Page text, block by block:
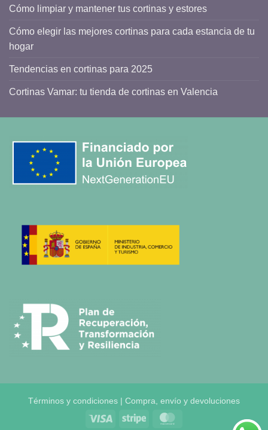
Cómo limpiar y mantener tus cortinas y estores
Cómo elegir las mejores cortinas para cada estancia de tu
hogar
Tendencias en cortinas para 2025
Cortinas Vamar: tu tienda de cortinas en Valencia
Términos y condiciones | Compra, envío y devoluciones
Visa
Stripe